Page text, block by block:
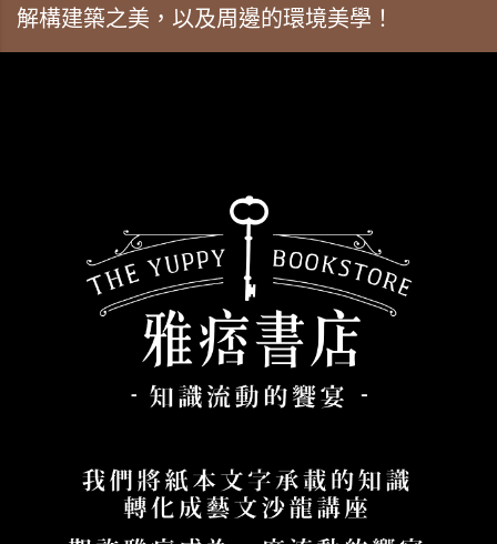
解構建築之美，以及周邊的環境美學！